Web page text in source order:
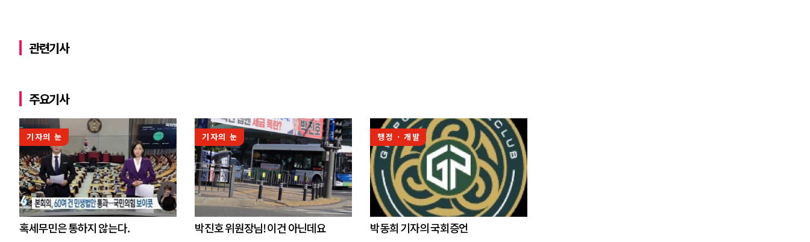
관련기사
주요기사
기자의 눈
혹세무민은 통하지 않는다.
기자의 눈
박진호 위원장님! 이건 아닌데요
행정 · 개발
박동희 기자의 국회증언